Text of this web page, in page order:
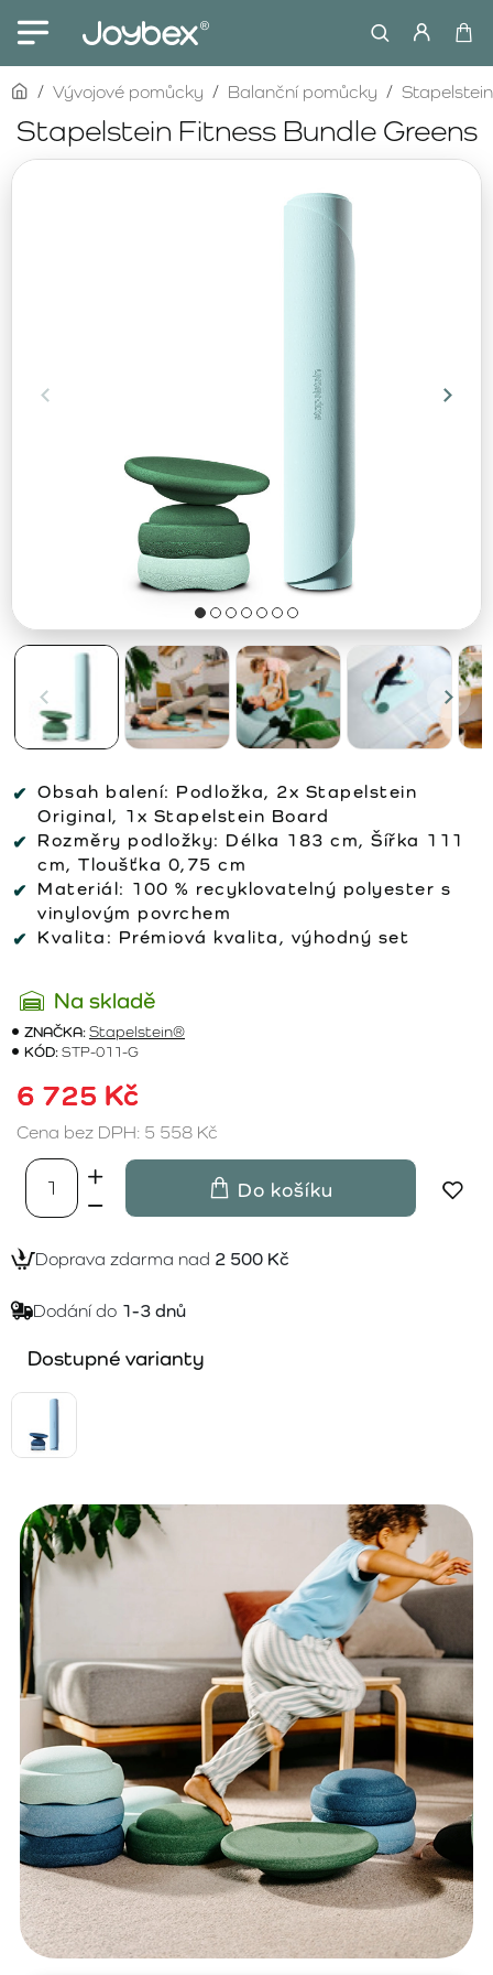
Stapelstein Fitness Bundle Greens
homeVývojové pomůcky Balanční pomůcky Stapelstein
Obsah balení: Podložka, 2x Stapelstein
Original, 1x Stapelstein Board
Rozměry podložky: Délka 183 cm, Šířka 111
cm, Tloušťka 0,75 cm
Materiál: 100 % recyklovatelný polyester s
vinylovým povrchem
Kvalita: Prémiová kvalita, výhodný set
Na skladě
ZNAČKA:Stapelstein®
KÓD:STP-011-G
6 725 Kč
Cena bez DPH: 5 558 Kč
Do košíku
Doprava zdarma nad 2 500 Kč
Dodání do 1-3 dnů
Dostupné varianty